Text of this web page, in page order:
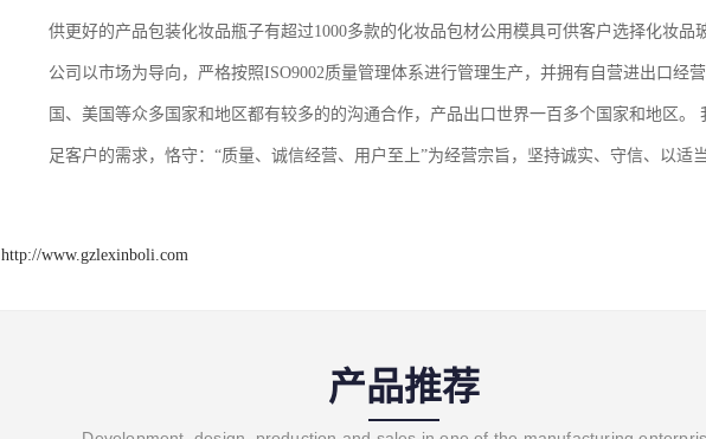
供更好的产品包装化妆品瓶子有超过1000多款的化妆品包材公用模具可供客户选择化妆品
公司以市场为导向，严格按照ISO9002质量管理体系进行管理生产，并拥有自营进出口经
国、美国等众多国家和地区都有较多的的沟通合作，产品出口世界一百多个国家和地区
足客户的需求，恪守：“质量、诚信经营、用户至上”为经营宗旨，坚持诚实、守信、以适
http://www.gzlexinboli.com
产品推荐